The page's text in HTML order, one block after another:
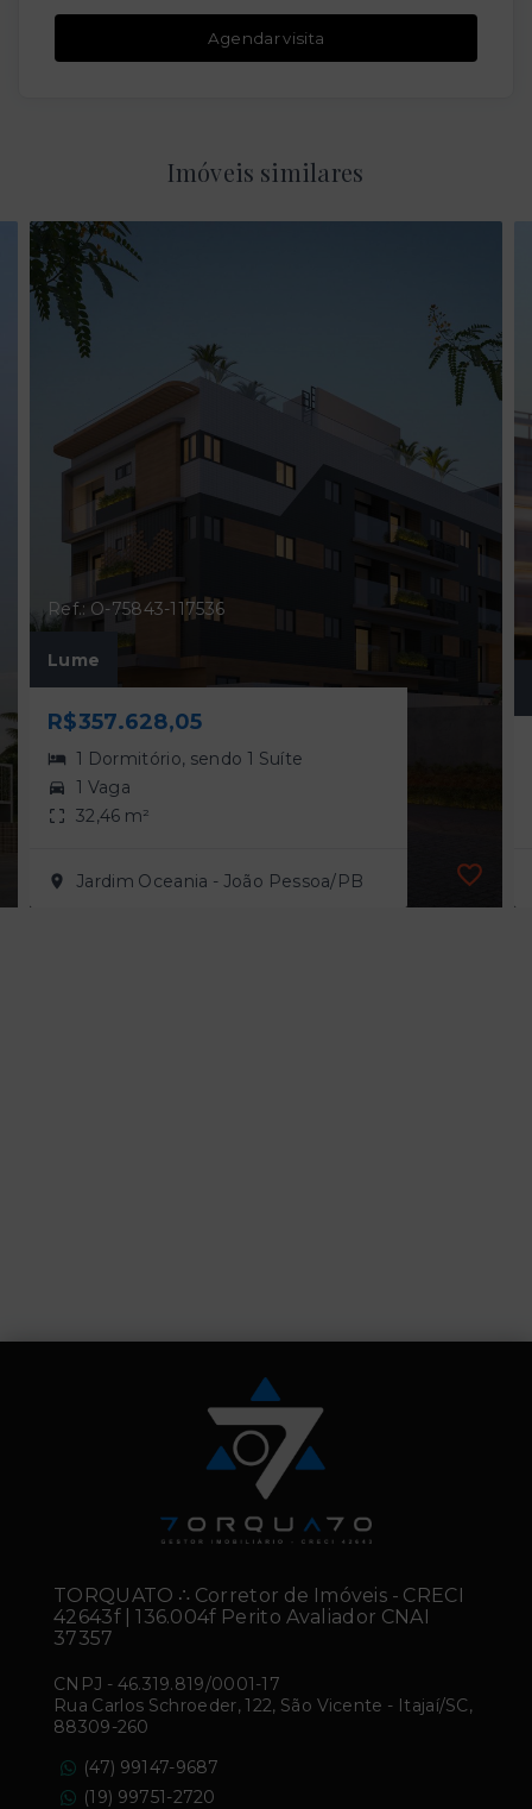
Agendar visita
Imóveis similares
Ref.: O-75843-117536
Lume
R$357.628,05
1 Dormitório, sendo 1 Suíte
1 Vaga
32,46 m²
Jardim Oceania - João Pessoa/PB
TORQUATO ∴ Corretor de Imóveis - CRECI
42643f | 136.004f Perito Avaliador CNAI
37357
CNPJ - 46.319.819/0001-17
Rua Carlos Schroeder, 122, São Vicente - Itajaí/SC,
88309-260
(47) 99147-9687
(19) 99751-2720